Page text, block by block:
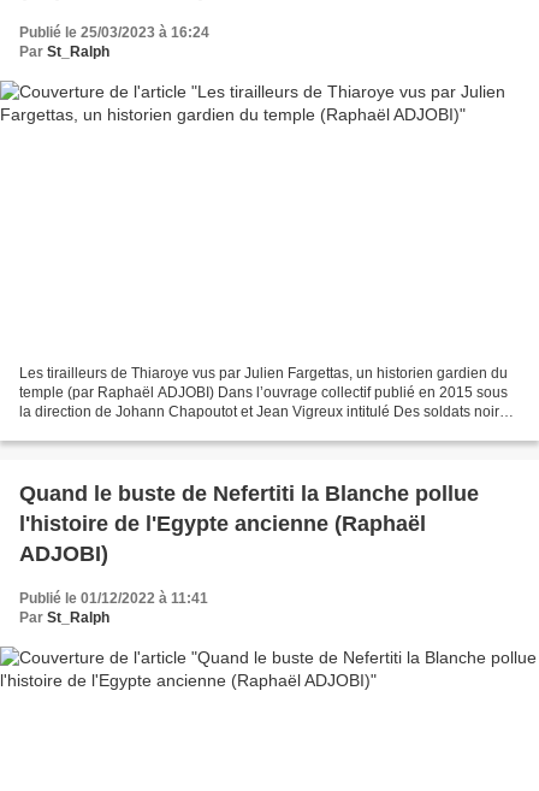
Publié le 25/03/2023 à 16:24
Par St_Ralph
Les tirailleurs de Thiaroye vus par Julien Fargettas, un historien gardien du
temple (par Raphaël ADJOBI) Dans l’ouvrage collectif publié en 2015 sous
la direction de Johann Chapoutot et Jean Vigreux intitulé Des soldats noirs
Quand le buste de Nefertiti la Blanche pollue
l'histoire de l'Egypte ancienne (Raphaël
ADJOBI)
Publié le 01/12/2022 à 11:41
Par St_Ralph